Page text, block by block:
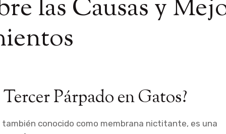
las Causas y
Tercer Párpado en Gatos?
también conocido como membrana nictitante, es una